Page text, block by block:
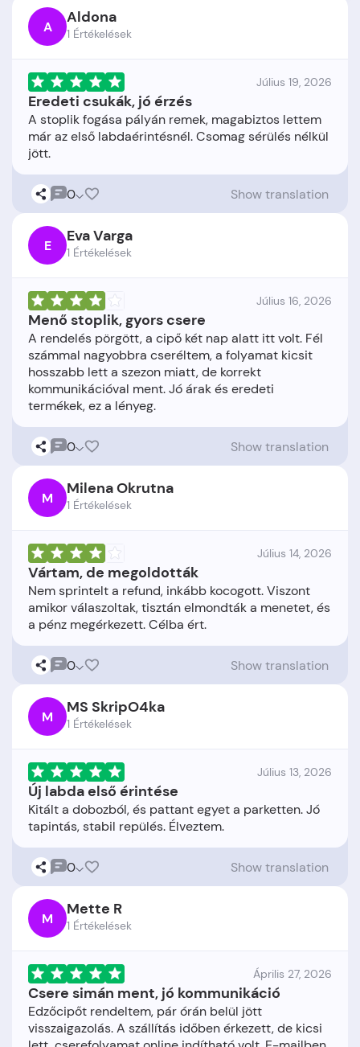
A Aldona
1 Értékelések
Július 19, 2026
Eredeti csukák, jó érzés
A stoplik fogása pályán remek, magabiztos lettem
már az első labdaérintésnél. Csomag sérülés nélkül
0 Show translation
E Eva Varga
1 Értékelések
Július 16, 2026
Menő stoplik, gyors csere
A rendelés pörgött, a cipő két nap alatt itt volt. Fél
számmal nagyobbra cseréltem, a folyamat kicsit
hosszabb lett a szezon miatt, de korrekt
kommunikációval ment. Jó árak és eredeti
0 Show translation
M Milena Okrutna
1 Értékelések
Július 14, 2026
Vártam, de megoldották
Nem sprintelt a refund, inkább kocogott. Viszont
amikor válaszoltak, tisztán elmondták a menetet, és
0 Show translation
M MS SkripO4ka
1 Értékelések
Július 13, 2026
Új labda első érintése
Kitált a dobozból, és pattant egyet a parketten. Jó
0 Show translation
M Mette R
1 Értékelések
Április 27, 2026
Csere simán ment, jó kommunikáció
Edzőcipőt rendeltem, pár órán belül jött
visszaigazolás. A szállítás időben érkezett, de kicsi